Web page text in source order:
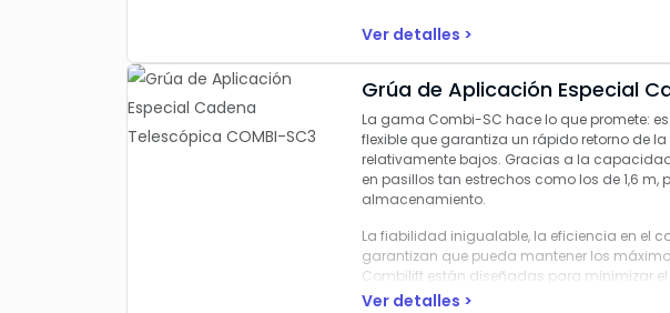
or
Ver detalles >
Grúa de Aplicación Especial
La gama Combi-SC hace lo que promete:
flexible que garantiza un rápido retorno de
relativamente bajos. Gracias a la
en pasillos tan estrechos como los de 1,6
almacenamiento.
La fiabilidad inigualable, la eficiencia en el
garantizan que pueda mantener los
Combilift están diseñadas para minimizar
componentes estándar que son fáciles de
Ver detalles >